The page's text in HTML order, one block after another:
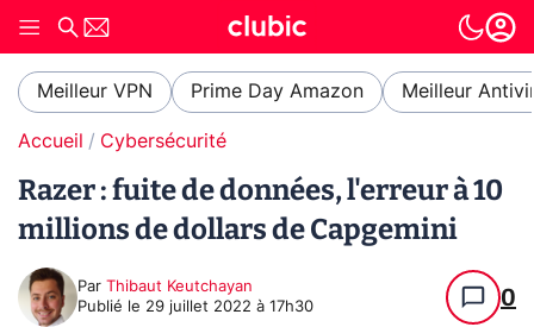
Meilleur VPN Prime Day Amazon Meilleur
Accueil Cybersécurité
Razer : fuite de données, l'erreur à 10
millions de dollars de Capgemini
Par Thibaut Keutchayan
Publié le 29 juillet 2022 à 17h30 0